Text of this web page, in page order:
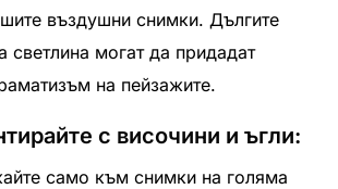
въздушни снимки. Дългите
светлина могат да придадат
на пейзажите.
с височини и ъгли:
само към снимки на голяма